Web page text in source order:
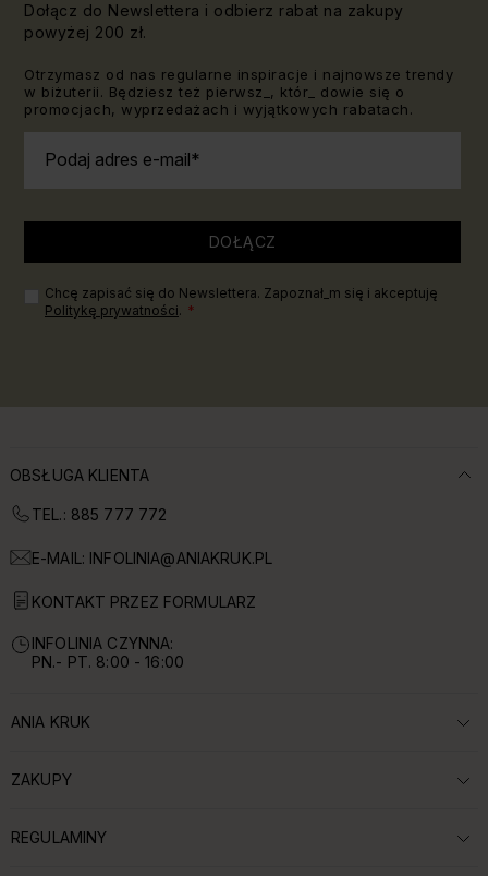
Dołącz do Newslettera i odbierz rabat na zakupy
powyżej 200 zł.
Otrzymasz od nas regularne inspiracje i najnowsze trendy
w biżuterii. Będziesz też pierwsz_, któr_ dowie się o
promocjach, wyprzedażach i wyjątkowych rabatach.
Podaj adres e-mail
DOŁĄCZ
Chcę zapisać się do Newslettera. Zapoznał_m się i akceptuję
Politykę prywatności.
OBSŁUGA KLIENTA
TEL.: 885 777 772
E-MAIL: INFOLINIA@ANIAKRUK.PL
KONTAKT PRZEZ FORMULARZ
INFOLINIA CZYNNA:
PN.- PT. 8:00 - 16:00
ROZWIŃ SEKCJĘ:
ANIA KRUK
ROZWIŃ SEKCJĘ:
ZAKUPY
ROZWIŃ SEKCJĘ:
REGULAMINY